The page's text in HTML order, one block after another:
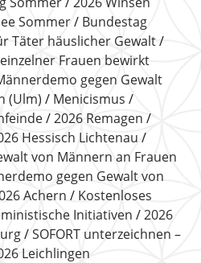
Sommer
Bundestag
Täter häuslicher Gewalt
Frauen bewirkt
gegen Gewalt
(Ulm)
Menicismus
2026 Remagen
Hessisch Lichtenau
von Männern an Frauen
gegen Gewalt von
Achern
Kostenloses
Initiativen
2026
SOFORT unterzeichnen –
Leichlingen